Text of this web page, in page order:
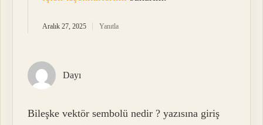
Aralık 27, 2025 Yanıtla
Dayı
Bileşke vektör sembolü nedir ? yazısına giriş